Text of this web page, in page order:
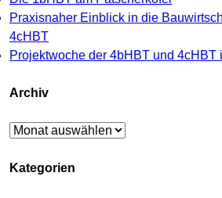
Praxisnaher Einblick in die
4cHBT
Projektwoche der 4bHBT und 4cHBT
Archiv
Archiv
Kategorien